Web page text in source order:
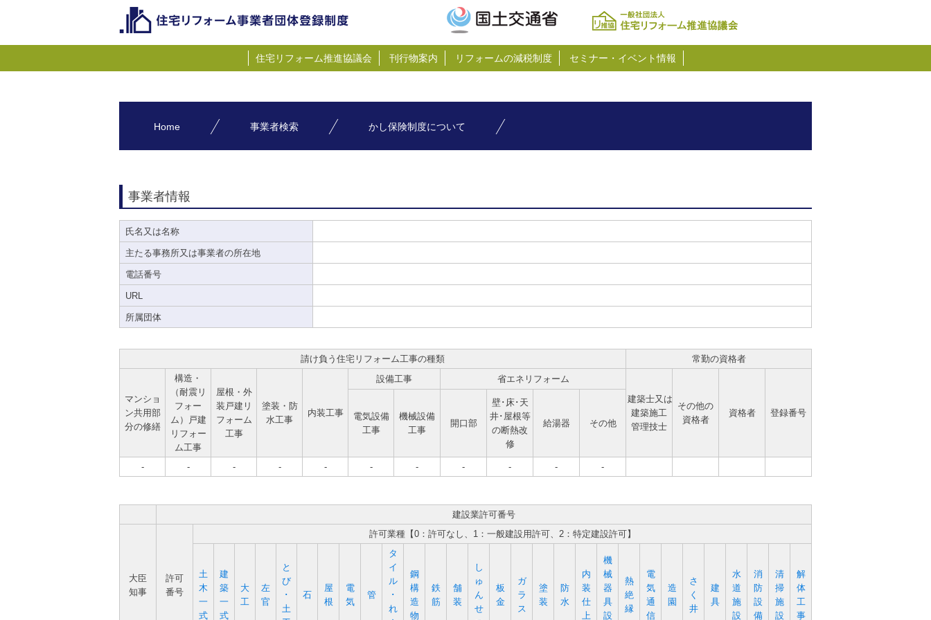
住宅リフォーム推進協議会 刊行物案内 リフォームの減税制度 セミナー・イベント情報
Home 事業者検索 かし保険制度について
事業者情報
氏名又は名称
主たる事務所又は事業者の所在地
電話番号
URL
所属団体
請け負う住宅リフォーム工事の種類 常勤の資格者
マンショ
ン共用部
分の修繕
構造・
（耐震リ
フォー
ム）戸建
リフォー
ム工事
屋根・外
装戸建リ
フォーム
工事
塗装・防
水工事
内装工事
設備工事
省エネリフォーム
建築士又は
建築施工
管理技士
その他の
資格者
資格者 登録番号
電気設備
工事
機械設備
工事
開口部
壁･床･天
井･屋根等
の断熱改
修
給湯器 その他
- - - - - - - - - - -
建設業許可番号
大臣
知事
許可
番号
許可業種【0：許可なし、1：一般建設用許可、2：特定建設許可】
土
木
一
式
建
築
一
式
大
工
左
官
と
び
･
土
石
屋
根
電
気
管
タ
イ
ル
･
れ
鋼
構
造
物
鉄
筋
舗
装
し
ゅ
ん
せ
板
金
ガ
ラ
ス
塗
装
防
水
内
装
仕
上
機
械
器
具
設
熱
絶
縁
電
気
通
信
造
園
さ
く
井
建
具
水
道
施
設
消
防
設
備
清
掃
施
設
解
体
工
事